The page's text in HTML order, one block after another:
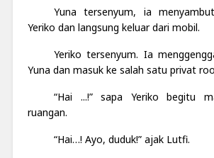
Yuna tersenyum, ia
Yeriko dan langsung keluar dari mobil.
Yeriko tersenyum. Ia
Yuna dan masuk ke salah satu privat
“Hai ...!” sapa Yeriko begitu
ruangan.
“Hai…! Ayo, duduk!” ajak Lutfi.